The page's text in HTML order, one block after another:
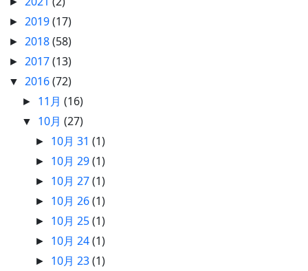
► 2019(17)
► 2018(58)
► 2017(13)
▼ 2016(72)
► 11月(16)
▼ 10月(27)
► 10月 31(1)
► 10月 29(1)
► 10月 27(1)
► 10月 26(1)
► 10月 25(1)
► 10月 24(1)
► 10月 23(1)